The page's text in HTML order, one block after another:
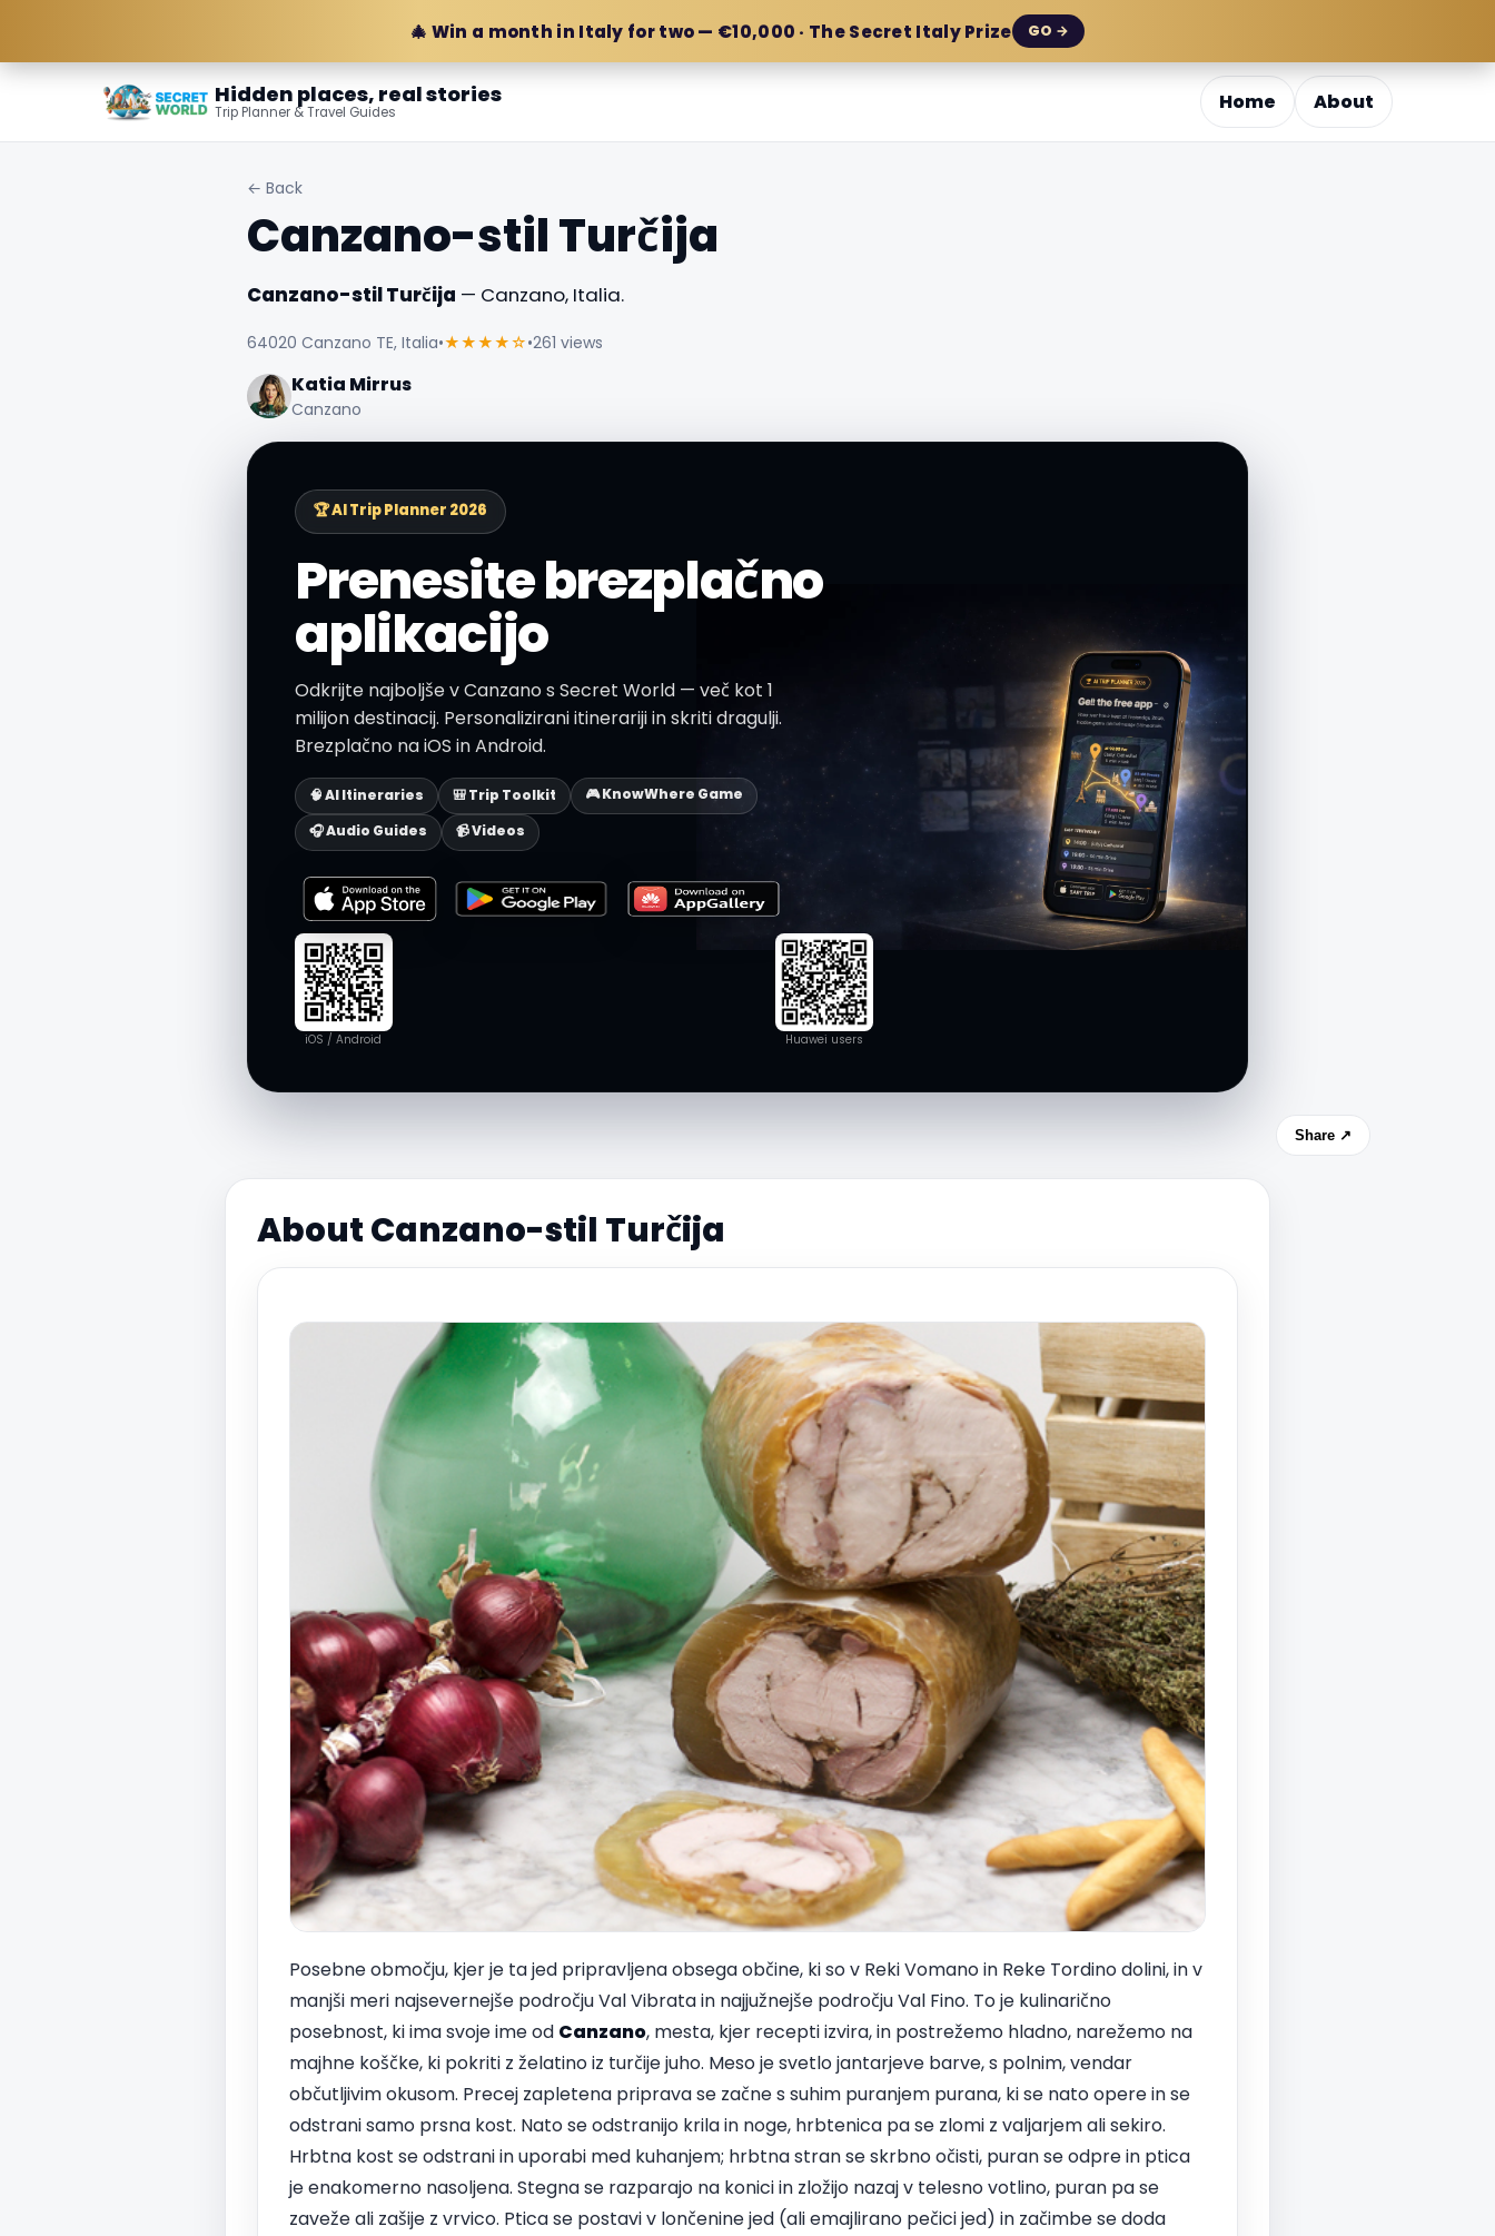
🎄 Win a month in Italy for two — €10,000 · The Secret Italy Prize GO →
Hidden places, real stories
Trip Planner & Travel Guides Home About
← Back
Canzano-stil Turčija
Canzano-stil Turčija — Canzano, Italia.
64020 Canzano TE, Italia•★★★★☆•261 views
Katia Mirrus
Canzano
🏆 AI Trip Planner 2026
Prenesite brezplačno
aplikacijo
Odkrijte najboljše v Canzano s Secret World — več kot 1
milijon destinacij. Personalizirani itinerariji in skriti dragulji.
Brezplačno na iOS in Android.
🧠 AI Itineraries 🎒 Trip Toolkit
🎮 KnowWhere Game
🎧 Audio Guides
📹 Videos
iOS / Android Huawei users
Share ↗
About Canzano-stil Turčija
Posebne območju, kjer je ta jed pripravljena obsega občine, ki so v Reki Vomano in Reke Tordino dolini, in v
manjši meri najsevernejše področju Val Vibrata in najjužnejše področju Val Fino. To je kulinarično
posebnost, ki ima svoje ime od Canzano, mesta, kjer recepti izvira, in postrežemo hladno, narežemo na
majhne koščke, ki pokriti z želatino iz turčije juho. Meso je svetlo jantarjeve barve, s polnim, vendar
občutljivim okusom. Precej zapletena priprava se začne s suhim puranjem purana, ki se nato opere in se
odstrani samo prsna kost. Nato se odstranijo krila in noge, hrbtenica pa se zlomi z valjarjem ali sekiro.
Hrbtna kost se odstrani in uporabi med kuhanjem; hrbtna stran se skrbno očisti, puran se odpre in ptica
je enakomerno nasoljena. Stegna se razparajo na konici in zložijo nazaj v telesno votlino, puran pa se
zaveže ali zašije z vrvico. Ptica se postavi v lončenine jed (ali emajlirano pečici jed) in začimbe se doda